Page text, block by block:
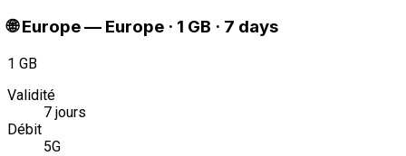
🌐 Europe— Europe · 1 GB · 7 days
1 GB
Validité
7 jours
Débit
5G